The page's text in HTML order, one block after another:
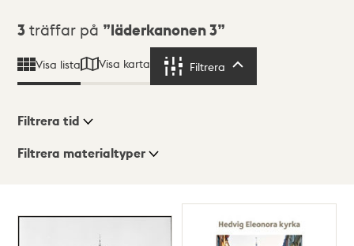
Sökresultat
3 träffar på läderkanonen 3
Visa lista Visa karta Filtrera
Visningsläge
Lista
Karta
Filtrera tid
Filtrera materialtyper